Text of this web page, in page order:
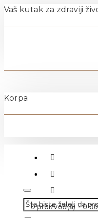
Vaš kutak za zdraviji
Korpa
011-40-70-
0 proizvod(a) -